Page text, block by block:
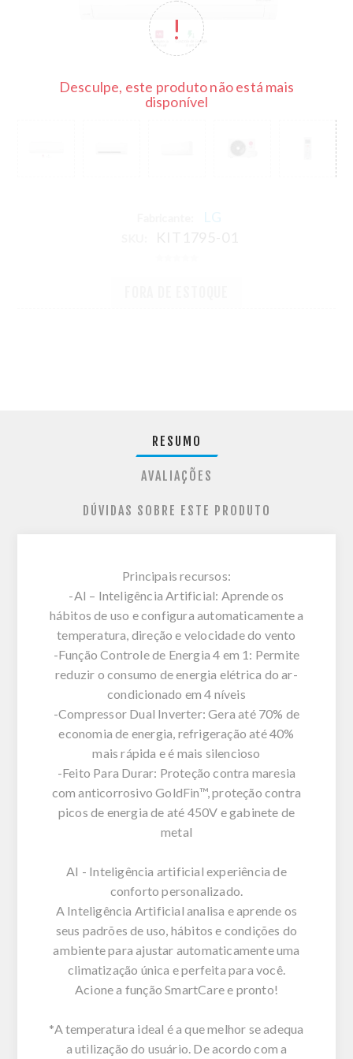
Desculpe, este produto não está mais
disponível
LG
RESUMO
AVALIAÇÕES
DÚVIDAS SOBRE ESTE PRODUTO
Principais recursos:
-AI – Inteligência Artificial: Aprende os
hábitos de uso e configura automaticamente a
temperatura, direção e velocidade do vento
-Função Controle de Energia 4 em 1: Permite
reduzir o consumo de energia elétrica do ar-
condicionado em 4 níveis
-Compressor Dual Inverter: Gera até 70% de
economia de energia, refrigeração até 40%
mais rápida e é mais silencioso
-Feito Para Durar: Proteção contra maresia
com anticorrosivo GoldFin™, proteção contra
picos de energia de até 450V e gabinete de
metal
AI - Inteligência artificial experiência de
conforto personalizado.
A Inteligência Artificial analisa e aprende os
seus padrões de uso, hábitos e condições do
ambiente para ajustar automaticamente uma
climatização única e perfeita para você.
Acione a função SmartCare e pronto!
*A temperatura ideal é a que melhor se adequa
a utilização do usuário. De acordo com a